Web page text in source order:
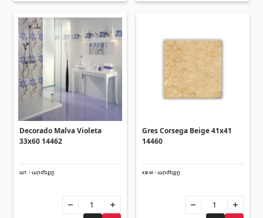
Decorado Malva Violeta
33x60 14462
шт. - արժեքը
Gres Corsega Beige 41x41
14460
кв.м - արժեքը